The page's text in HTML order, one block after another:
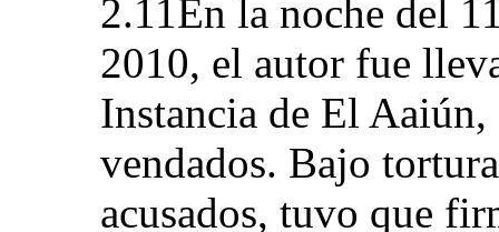
2.11En la noche del
2010, el autor fue
Instancia de El
vendados. Bajo
acusados, tuvo que